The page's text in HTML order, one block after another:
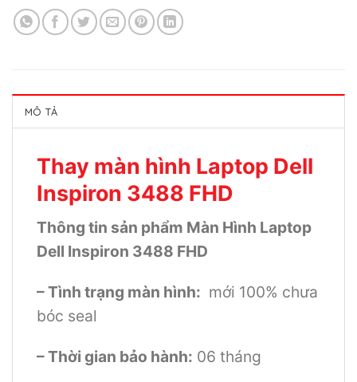
MÔ TẢ
Thay màn hình Laptop Dell
Inspiron 3488 FHD
Thông tin sản phẩm Màn Hình Laptop
Dell Inspiron 3488 FHD
– Tình trạng màn hình: mới 100% chưa
bóc seal
– Thời gian bảo hành: 06 tháng